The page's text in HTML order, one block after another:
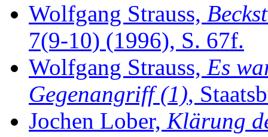
Wolfgang Strauss,
7(9-10) (1996), S. 67f.
Wolfgang Strauss, Es
Gegenangriff (1),
Jochen Lober, Klärung